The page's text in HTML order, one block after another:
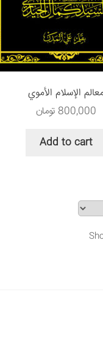
الإسلام الأموي
800,000 تومان
Add to cart